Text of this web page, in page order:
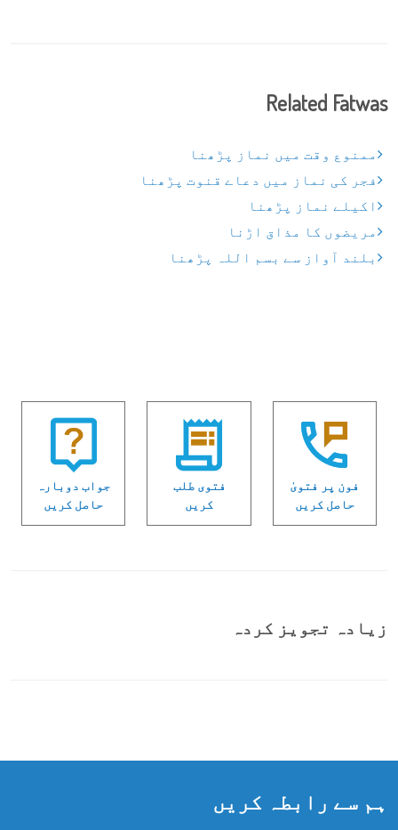
Related Fatwas
ممنوع وقت میں نماز پڑھنا
فجر کی نماز میں دعاے قنوت پڑھنا
اکیلے نماز پڑھنا
مریضوں کا مذاق اڑنا
بلند آواز سے بسم اللہ پڑھنا
فون پر فتویٰ
حاصل کریں
فتوی طلب
کریں
جواب دوبارہ
حاصل کریں
زیادہ تجویز کردہ
ہم سے رابطہ کریں